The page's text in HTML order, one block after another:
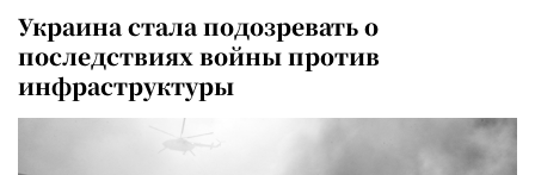
Украина стала подозревать о
последствиях войны против
инфраструктуры